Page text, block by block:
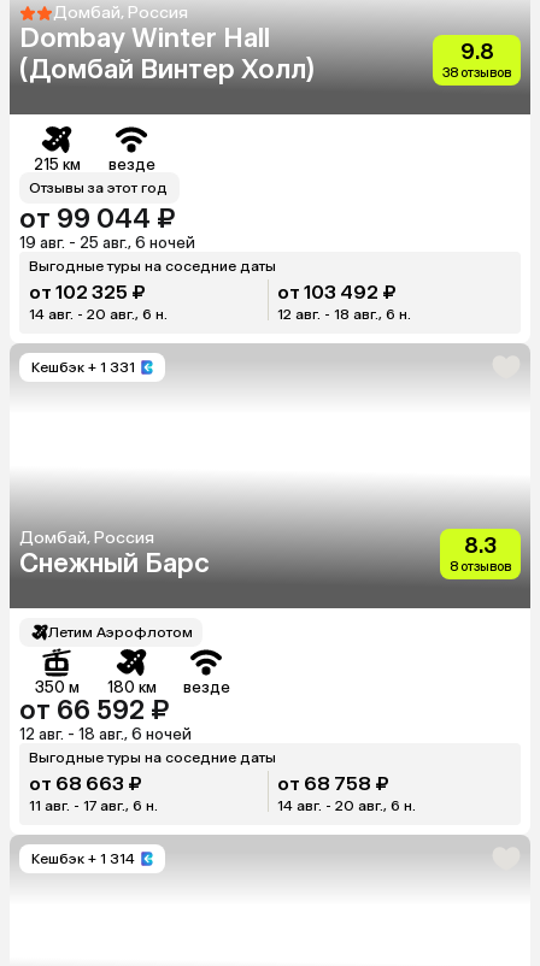
Домбай, Россия
Dombay Winter Hall
(Домбай Винтер Холл)
9.8
38 отзывов
215 км везде
Отзывы за этот год
от 99 044 ₽
19 авг. - 25 авг., 6 ночей
Выгодные туры на соседние даты
от 102 325 ₽
14 авг. - 20 авг., 6 н.
от 103 492 ₽
12 авг. - 18 авг., 6 н.
Кешбэк + 1 331
Домбай, Россия
Снежный Барс
8.3
8 отзывов
Летим Аэрофлотом
350 м 180 км везде
от 66 592 ₽
12 авг. - 18 авг., 6 ночей
Выгодные туры на соседние даты
от 68 663 ₽
11 авг. - 17 авг., 6 н.
от 68 758 ₽
14 авг. - 20 авг., 6 н.
Кешбэк + 1 314